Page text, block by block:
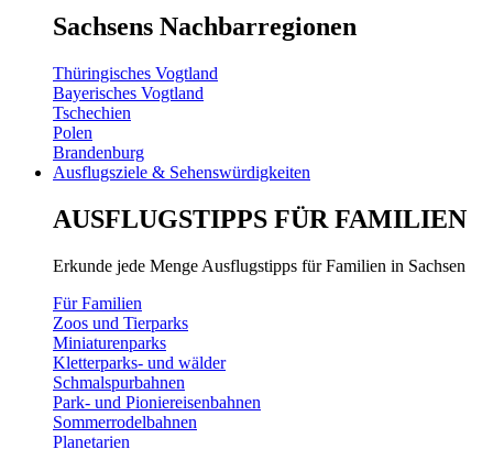
Sachsens Nachbarregionen
Thüringisches Vogtland
Bayerisches Vogtland
Tschechien
Polen
Brandenburg
Ausflugsziele & Sehenswürdigkeiten
AUSFLUGSTIPPS FÜR FAMILIEN
Erkunde jede Menge Ausflugstipps für Familien in Sachsen
Für Familien
Zoos und Tierparks
Miniaturenparks
Kletterparks- und wälder
Schmalspurbahnen
Park- und Pioniereisenbahnen
Sommerrodelbahnen
Planetarien